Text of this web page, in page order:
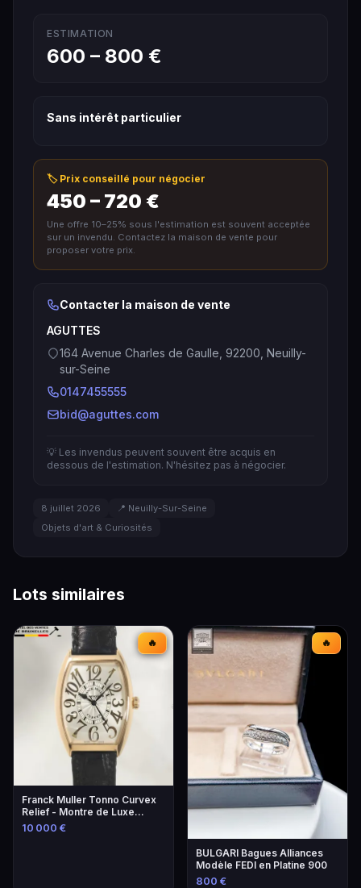
ESTIMATION
600 – 800 €
Sans intérêt particulier
🏷️ Prix conseillé pour négocier
450 – 720 €
Une offre 10–25% sous l'estimation est souvent acceptée
sur un invendu. Contactez la maison de vente pour
proposer votre prix.
Contacter la maison de vente
AGUTTES
164 Avenue Charles de Gaulle, 92200, Neuilly-
sur-Seine
0147455555
bid@aguttes.com
💡 Les invendus peuvent souvent être acquis en
dessous de l'estimation. N'hésitez pas à négocier.
8 juillet 2026
📍 Neuilly-Sur-Seine
Objets d'art & Curiosités
Lots similaires
🔥
Franck Muller Tonno Curvex
Relief - Montre de Luxe
Unique
10 000 €
🔥
BULGARI Bagues Alliances
Modèle FEDI en Platine 900
800 €